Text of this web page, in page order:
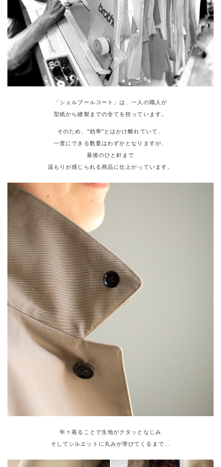
「シェルブールコート」は、一人の職人が
型紙から縫製までの全てを担っています。
そのため、"効率"とはかけ離れていて、
一度にできる数量はわずかとなりますが、
最後のひと針まで
温もりが感じられる商品に仕上がっています。
年々着ることで生地がクタッとなじみ
そしてシルエットに丸みが帯びてくるまで...